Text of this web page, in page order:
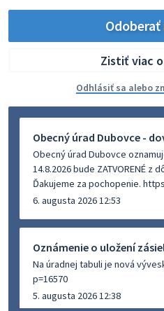
Zistiť viac
Odhlásiť sa alebo
Obecný úrad Dubovce -
Obecný úrad Dubovce
14.8.2026 bude ZATVORENÉ z
Ďakujeme za pochopenie.
6. augusta 2026 12:53
Oznámenie o uložení
Na úradnej tabuli je nová
p=16570
5. augusta 2026 12:38